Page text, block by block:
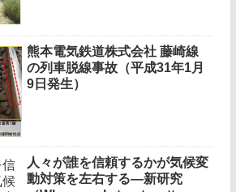
熊本電気鉄道株式会社 藤崎線
の列車脱線事故（平成31年1月
9日発生）
人々が誰を信頼するかが気候変
動対策を左右する―新研究